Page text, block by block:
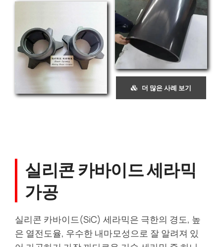
더 많은 사례 보기
실리콘 카바이드 세라믹
가공
실리콘 카바이드(SiC) 세라믹은 극한의 경도, 높
은 열전도율, 우수한 내마모성으로 잘 알려져 있